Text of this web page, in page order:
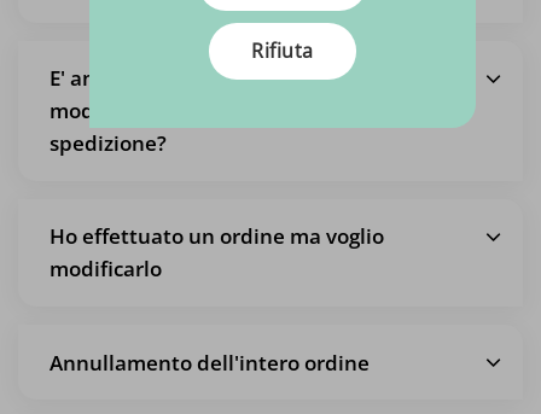
E' anche possibile ritirare un ordine, in
modo da non pagare le spese di
spedizione?
Ho effettuato un ordine ma voglio
modificarlo
Annullamento dell'intero ordine
Rifiuta